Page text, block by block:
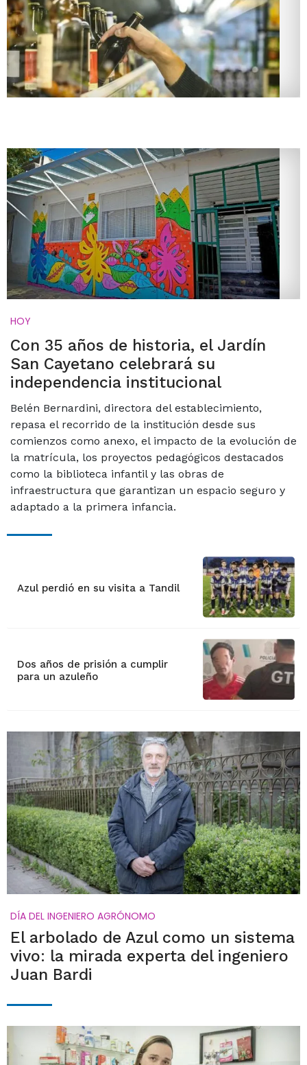
HOY
Con 35 años de historia, el Jardín
San Cayetano celebrará su
independencia institucional
Belén Bernardini, directora del establecimiento,
repasa el recorrido de la institución desde sus
comienzos como anexo, el impacto de la evolución de
la matrícula, los proyectos pedagógicos destacados
como la biblioteca infantil y las obras de
infraestructura que garantizan un espacio seguro y
adaptado a la primera infancia.
Azul perdió en su visita a Tandil
Dos años de prisión a cumplir
para un azuleño
DÍA DEL INGENIERO AGRÓNOMO
El arbolado de Azul como un sistema
vivo: la mirada experta del ingeniero
Juan Bardi